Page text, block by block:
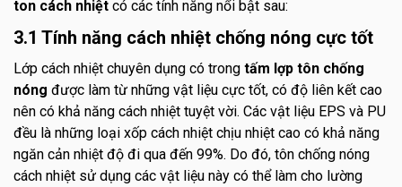
ton cách nhiệt có các tính năng nổi bật sau:
3.1 Tính năng cách nhiệt chống nóng cực tốt
Lớp cách nhiệt chuyên dụng có trong tấm lợp tôn chống
nóng được làm từ những vật liệu cực tốt, có độ liên kết cao
nên có khả năng cách nhiệt tuyệt vời. Các vật liệu EPS và PU
đều là những loại xốp cách nhiệt chịu nhiệt cao có khả năng
ngăn cản nhiệt độ đi qua đến 99%. Do đó, tôn chống nóng
cách nhiệt sử dụng các vật liệu này có thể làm cho lường